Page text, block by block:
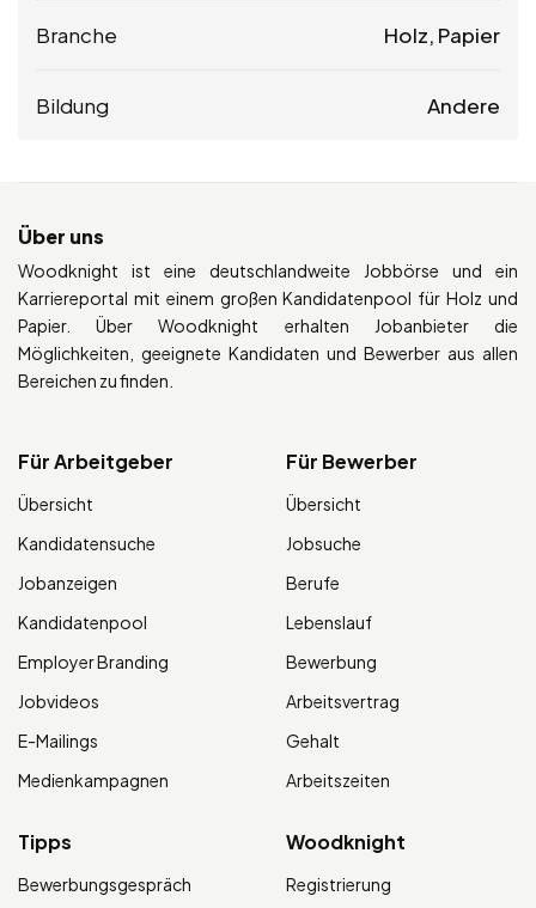
Branche Holz, Papier
Bildung Andere
Über uns
Woodknight ist eine deutschlandweite Jobbörse und ein
Karriereportal mit einem großen Kandidatenpool für Holz und
Papier. Über Woodknight erhalten Jobanbieter die
Möglichkeiten, geeignete Kandidaten und Bewerber aus allen
Bereichen zu finden.
Für Arbeitgeber
Übersicht
Kandidatensuche
Jobanzeigen
Kandidatenpool
Employer Branding
Jobvideos
E-Mailings
Medienkampagnen
Für Bewerber
Übersicht
Jobsuche
Berufe
Lebenslauf
Bewerbung
Arbeitsvertrag
Gehalt
Arbeitszeiten
Tipps
Bewerbungsgespräch
Woodknight
Registrierung